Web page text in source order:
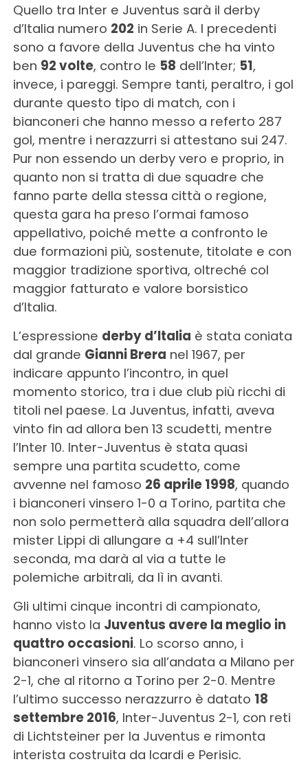
Quello tra Inter e Juventus sarà il derby
d’Italia numero 202 in Serie A. I precedenti
sono a favore della Juventus che ha vinto
ben 92 volte, contro le 58 dell’Inter; 51,
invece, i pareggi. Sempre tanti, peraltro, i gol
durante questo tipo di match, con i
bianconeri che hanno messo a referto 287
gol, mentre i nerazzurri si attestano sui 247.
Pur non essendo un derby vero e proprio, in
quanto non si tratta di due squadre che
fanno parte della stessa città o regione,
questa gara ha preso l’ormai famoso
appellativo, poiché mette a confronto le
due formazioni più, sostenute, titolate e con
maggior tradizione sportiva, oltreché col
maggior fatturato e valore borsistico
d’Italia.
L’espressione derby d’Italia è stata coniata
dal grande Gianni Brera nel 1967, per
indicare appunto l’incontro, in quel
momento storico, tra i due club più ricchi di
titoli nel paese. La Juventus, infatti, aveva
vinto fin ad allora ben 13 scudetti, mentre
l’Inter 10. Inter-Juventus è stata quasi
sempre una partita scudetto, come
avvenne nel famoso 26 aprile 1998, quando
i bianconeri vinsero 1-0 a Torino, partita che
non solo permetterà alla squadra dell’allora
mister Lippi di allungare a +4 sull’Inter
seconda, ma darà al via a tutte le
polemiche arbitrali, da lì in avanti.
Gli ultimi cinque incontri di campionato,
hanno visto la Juventus avere la meglio in
quattro occasioni. Lo scorso anno, i
bianconeri vinsero sia all’andata a Milano per
2-1, che al ritorno a Torino per 2-0. Mentre
l’ultimo successo nerazzurro è datato 18
settembre 2016, Inter-Juventus 2-1, con reti
di Lichtsteiner per la Juventus e rimonta
interista costruita da Icardi e Perisic.